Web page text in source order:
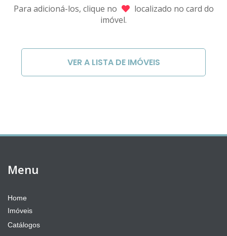
Para adicioná-los, clique no
localizado no card do
imóvel.
VER A LISTA DE IMÓVEIS
Menu
Home
Imóveis
Catálogos